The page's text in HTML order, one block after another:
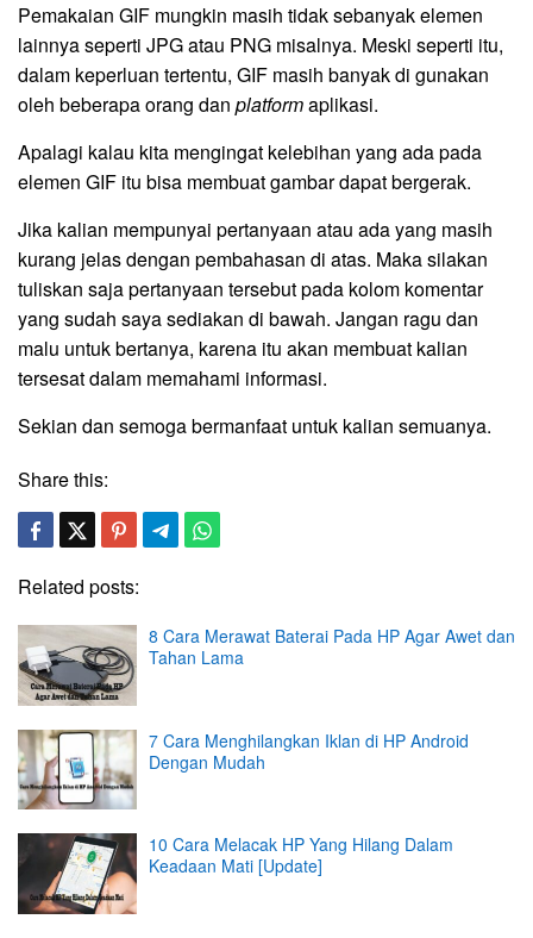
Pemakaian GIF mungkin masih tidak sebanyak elemen
lainnya seperti JPG atau PNG misalnya. Meski seperti itu,
dalam keperluan tertentu, GIF masih banyak di gunakan
oleh beberapa orang dan platformaplikasi.
Apalagi kalau kita mengingat kelebihan yang ada pada
elemen GIF itu bisa membuat gambar dapat bergerak.
Jika kalian mempunyai pertanyaan atau ada yang masih
kurang jelas dengan pembahasan di atas. Maka silakan
tuliskan saja pertanyaan tersebut pada kolom komentar
yang sudah saya sediakan di bawah. Jangan ragu dan
malu untuk bertanya, karena itu akan membuat kalian
tersesat dalam memahami informasi.
Sekian dan semoga bermanfaat untuk kalian semuanya.
Share this:
Related posts:
8 Cara Merawat Baterai Pada HP Agar Awet dan
Tahan Lama
7 Cara Menghilangkan Iklan di HP Android
Dengan Mudah
10 Cara Melacak HP Yang Hilang Dalam
Keadaan Mati [Update]